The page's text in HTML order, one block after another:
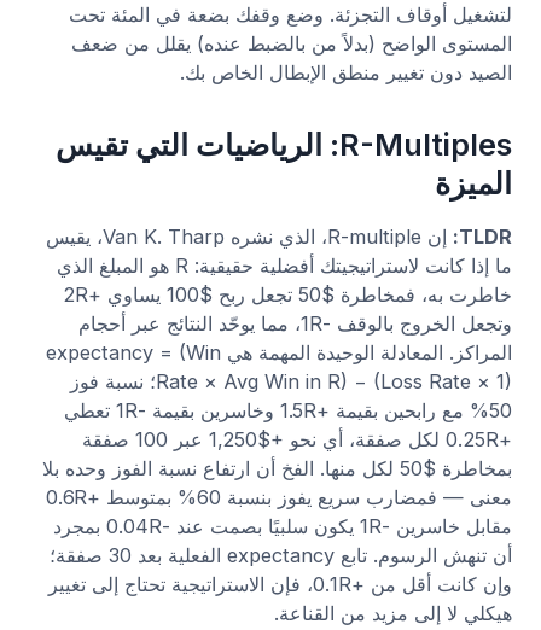
لتشغيل أوقاف التجزئة. وضع وقفك بضعة في المئة تحت
المستوى الواضح (بدلاً من بالضبط عنده) يقلل من ضعف
الصيد دون تغيير منطق الإبطال الخاص بك.
R-Multiples: الرياضيات التي تقيس
الميزة
TLDR:
إن R-multiple، الذي نشره Van K. Tharp، يقيس
ما إذا كانت لاستراتيجيتك أفضلية حقيقية: R هو المبلغ الذي
خاطرت به، فمخاطرة $50 تجعل ربح $100 يساوي +2R
وتجعل الخروج بالوقف -1R، مما يوحّد النتائج عبر أحجام
المراكز. المعادلة الوحيدة المهمة هي expectancy = (Win
Rate × Avg Win in R) − (Loss Rate × 1)؛ نسبة فوز
50% مع رابحين بقيمة +1.5R وخاسرين بقيمة -1R تعطي
+0.25R لكل صفقة، أي نحو +$1,250 عبر 100 صفقة
بمخاطرة $50 لكل منها. الفخ أن ارتفاع نسبة الفوز وحده بلا
معنى — فمضارب سريع يفوز بنسبة 60% بمتوسط +0.6R
مقابل خاسرين -1R يكون سلبيًا بصمت عند -0.04R بمجرد
أن تنهش الرسوم. تابع expectancy الفعلية بعد 30 صفقة؛
وإن كانت أقل من +0.1R، فإن الاستراتيجية تحتاج إلى تغيير
هيكلي لا إلى مزيد من القناعة.